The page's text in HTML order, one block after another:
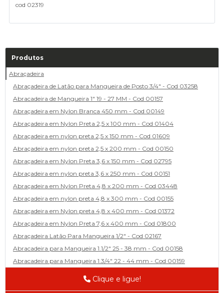
cod 02319
Produtos
Abraçadeira
Abraçadeira de Latão para Mangueira de Posto 3/4" - Cod 03258
Abracadeira de Mangueira 1" 19 - 27 MM - Cod 00157
Abraçadeira em Nylon Branca 450 mm - Cod 00149
Abraçadeira em Nylon Preta 2,5 x 100 mm - Cod 01404
Abraçadeira em nylon preta 2,5 x 150 mm - Cod 01609
Abraçadeira em nylon preta 2,5 x 200 mm - Cod 00150
Abraçadeira em Nylon Preta 3,6 x 150 mm - Cod 02795
Abraçadeira em nylon preta 3,6 x 250 mm - Cod 00151
Abraçadeira em Nylon Preta 4,8 x 200 mm - Cod 03448
Abraçadeira em nylon preta 4,8 x 300 mm - Cod 00155
Abraçadeira em Nylon preta 4,8 x 400 mm - Cod 01372
Abraçadeira em Nylon Preta 7,6 x 400 mm - Cod 01800
Abraçadeira Latão Para Mangueira 1/2" - Cod 02167
Abracadeira para Mangueira 1.1/2" 25 - 38 mm - Cod 00158
Abracadeira para Mangueira 1.3/4" 22 - 44 mm - Cod 00159
Abracadeira para Mangueira 1/2' 14 - 22 - Cod 02585
Clique e ligue!